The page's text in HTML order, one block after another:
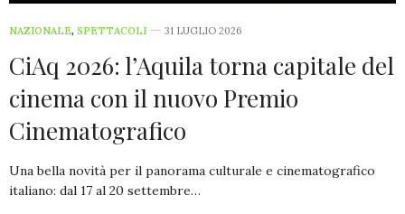
NAZIONALE, SPETTACOLI 31 LUGLIO 2026
CiAq 2026: l’Aquila torna capitale del
cinema con il nuovo Premio
Cinematografico
Una bella novità per il panorama culturale e cinematografico
italiano: dal 17 al 20 settembre…